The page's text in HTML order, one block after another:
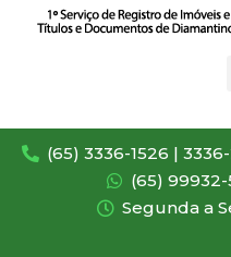
(65) 3336-1526 |
(65)
Segunda a